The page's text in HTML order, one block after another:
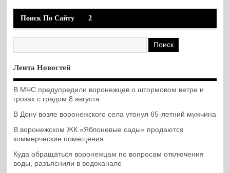
Поиск По Сайту 2
Лента Новостей
В МЧС предупредили воронежцев о штормовом ветре и
грозах с градом 8 августа
В Дону возле воронежского села утонул 65-летний мужчина
В воронежском ЖК «Яблоневые сады» продаются
коммерческие помещения
Куда обращаться воронежцам по вопросам отключения
воды, разъяснили в водоканале